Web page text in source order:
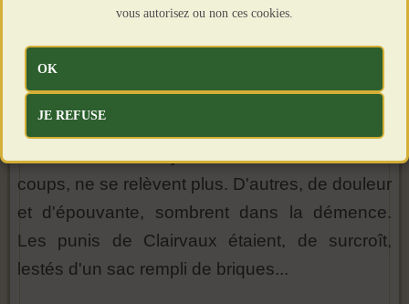
« chaussés de sabots trop petits afin de
meurtrir un peu plus les pieds, les punis
arpentent au pas cadencé la salle, en une
ronde de loques hébétées de souffrance et
coups, ne se relèvent plus. D'autres, de douleur
et d'épouvante, sombrent dans la démence.
Les punis de Clairvaux étaient, de surcroît,
lestés d'un sac rempli de briques...
vous autorisez ou non ces cookies.
OK
JE REFUSE